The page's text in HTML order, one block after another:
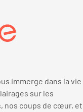
immerge dans la vie
sur les
nos coups de cœur, et